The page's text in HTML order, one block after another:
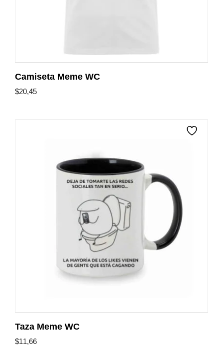
Camiseta Meme WC
$20,45
Taza Meme WC
$11,66